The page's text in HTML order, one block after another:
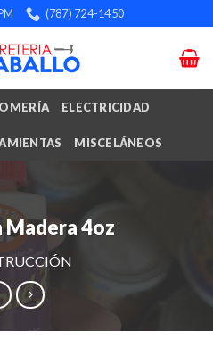
(787) 724-1450
ELECTRICIDAD
MISCELÁNEOS
Madera 4oz